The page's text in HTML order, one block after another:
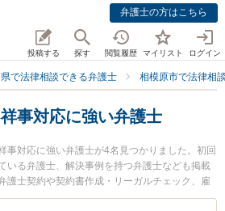
弁護士の方はこちら
投稿する 探す 閲覧履歴 マイリスト ログイン
で法律相談できる弁護士 相模原市で法律相
事対応に強い弁護士
事対応に強い弁護士が4名見つかりました。初回
いる弁護士、解決事例を持つ弁護士なども掲載
護士契約や契約書作成・リーガルチェック、雇
かな分野での絞り込み検索もでき便利です。特